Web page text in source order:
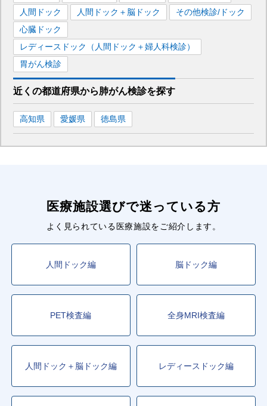
人間ドック
人間ドック＋脳ドック
その他検診/ドック
心臓ドック
レディースドック（人間ドック＋婦人科検診）
胃がん検診
近くの都道府県から肺がん検診を探す
高知県 愛媛県 徳島県
医療施設選びで迷っている方
よく見られている医療施設をご紹介します。
人間ドック編 脳ドック編
PET検査編 全身MRI検査編
人間ドック＋脳ドック編 レディースドック編